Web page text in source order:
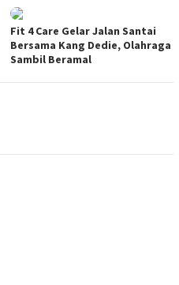
Fit 4 Care Gelar Jalan Santai
Bersama Kang Dedie, Olahraga
Sambil Beramal